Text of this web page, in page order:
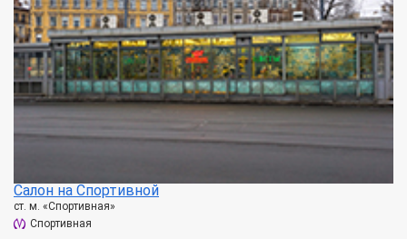
Салон на Спортивной
ст. м. «Спортивная»
Спортивная